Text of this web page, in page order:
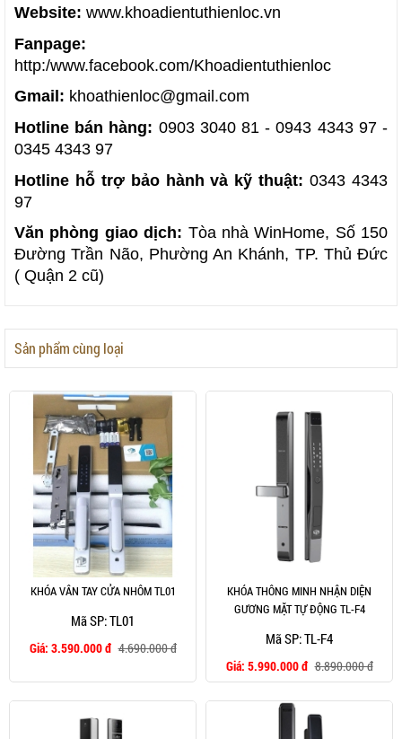
Website: www.khoadientuthienloc.vn
Fanpage:
http:/www.facebook.com/Khoadientuthienloc
Gmail: khoathienloc@gmail.com
Hotline bán hàng: 0903 3040 81 - 0943 4343 97 -
0345 4343 97
Hotline hỗ trợ bảo hành và kỹ thuật: 0343 4343
97
Văn phòng giao dịch: Tòa nhà WinHome, Số 150
Đường Trần Não, Phường An Khánh, TP. Thủ Đức
( Quận 2 cũ)
Sản phẩm cùng loại
KHÓA VÂN TAY CỬA NHÔM TL01
Mã SP: TL01
Giá: 3.590.000 đ 4.690.000 đ
KHÓA THÔNG MINH NHẬN DIỆN
GƯƠNG MẶT TỰ ĐỘNG TL-F4
Mã SP: TL-F4
Giá: 5.990.000 đ 8.890.000 đ